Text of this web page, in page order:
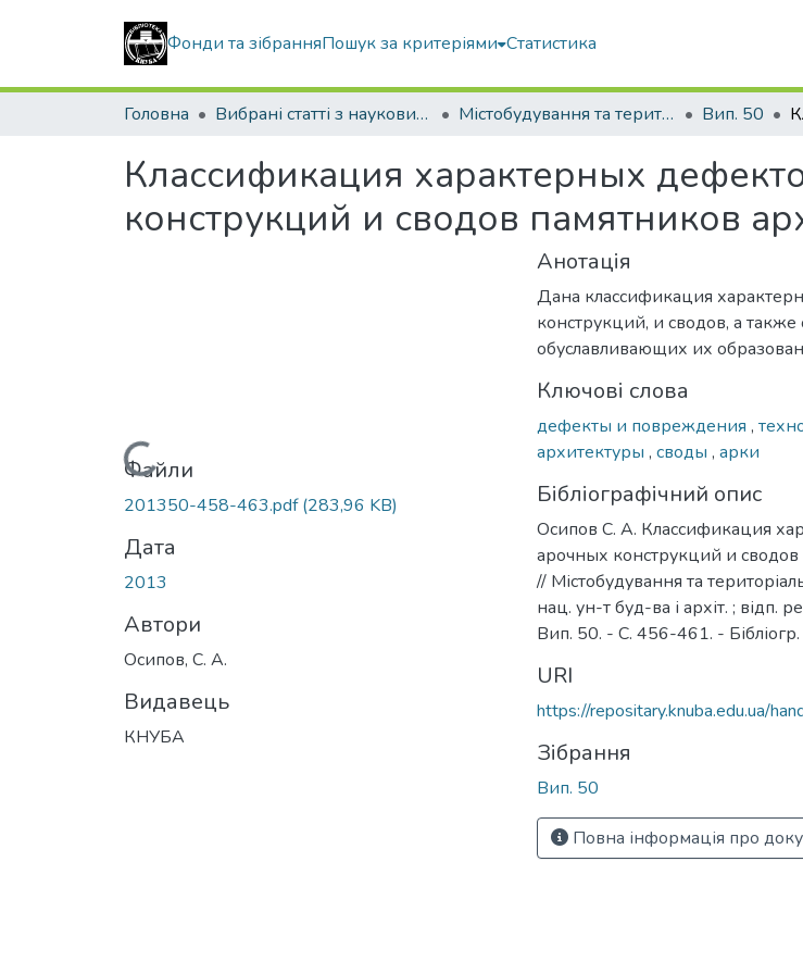
Фонди та зібранняПошук за критеріями Статистика
Головна Вибрані статті з наукових збірників КНУБА Містобудування та територіальне планування Вип. 50
Классификация характерных
конструкций и сводов памятников
Вантажиться...
Файли
201350-458-463.pdf(283,96 KB)
Дата
2013
Автори
Осипов, С. А.
Видавець
КНУБА
Анотація
Дана классификация
конструкций, и сводов, а
обуславливающих их
Ключові слова
дефекты и повреждения ,
архитектуры , своды , арки
Бібліографічний опис
Осипов С. А. Классификация
арочных конструкций и
// Містобудування та
нац. ун-т буд-ва і архіт. ;
Вип. 50. - С. 456-461. - Бібліогр.
URI
https://repositary.knuba.edu.ua/
Зібрання
Вип. 50
Повна інформація про